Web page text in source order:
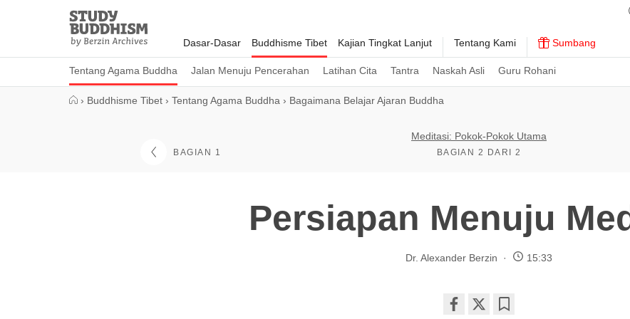
Study
Buddhism
Home
Dasar-Dasar Buddhisme Tibet
Tentang Agama Buddha Jalan Menuju Pencerahan Latihan Cita Tantra Naskah Asli Guru Rohani
Kajian Tingkat Lanjut Tentang Kami Sumbang
› Buddhisme Tibet › Tentang Agama Buddha › Bagaimana Belajar Ajaran Buddha
BAGIAN 1
Meditasi: Pokok-Pokok Utama
BAGIAN 2 DARI 2
Persiapan Menuju
Dr. Alexander Berzin 15:33